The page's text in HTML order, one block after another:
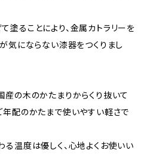
塗ることにより、金属カトラリーを
気にならない漆器をつくりまし
産の木のかたまりからくり抜いて
年配のかたまで使いやすい軽さで
温度は優しく、心地よくお使いい